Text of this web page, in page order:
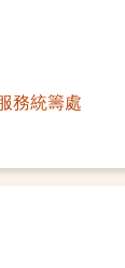
務統籌處